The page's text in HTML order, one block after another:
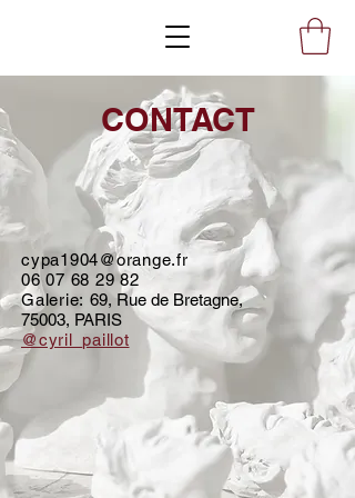
CONTACT
cypa1904@orange.fr
06 07 68 29 82
Galerie: 69, Rue de Bretagne,
75003, PARIS
@cyril_paillot